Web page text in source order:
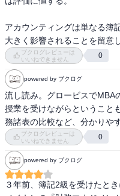
・米国会計基準では営業外損
密に特定し、それ以外は原価
・００／３月より税効果会計
・減価償却費は、その費用分
う身で、投下資本の回収と考
・減価償却方法。日本では少
・ファイナンスリース：ノン
・繰延税金資産は有税償却な
で保守的な会計処理にしてい
・変動費と固定費の分解方法
析。
・差額原価収益分析。よくわ
・付加価値増加率。売上高成
アカウンティングは単なる簿
大きく影響されることを留意
ブクログレビューは
いいねできません
0
powered by ブクログ
流し読み。グロービスでMBA
授業を受けながらということ
務諸表の比較など、分かりや
ブクログレビューは
いいねできません
0
powered by ブクログ
３年前、簿記2級を受けたと